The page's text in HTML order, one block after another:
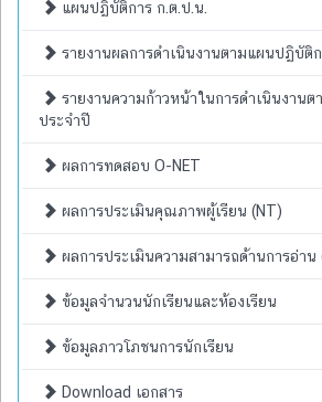
แผนปฏิบัติการ ก.ต.ป.น.
รายงานผลการดำเนินงานตามแผนปฏิบัติ
รายงานความก้าวหน้าในการดำเนินงาน
ประจำปี
ผลการทดสอบ O-NET
ผลการประเมินคุณภาพผู้เรียน (NT)
ผลการประเมินความสามารถด้านการอ่าน
ข้อมูลจำนวนนักเรียนและห้องเรียน
ข้อมูลภาวโภชนการนักเรียน
Download เอกสาร